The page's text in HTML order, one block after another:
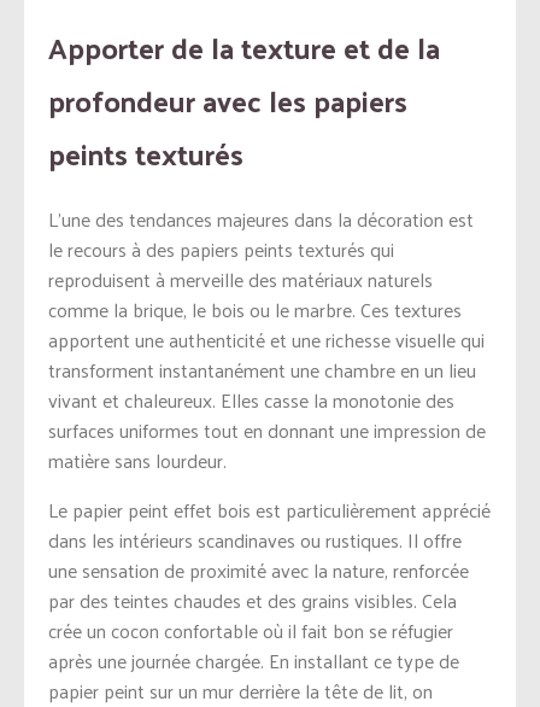
Apporter de la texture et de la
profondeur avec les papiers
peints texturés
L’une des tendances majeures dans la décoration est
le recours à des papiers peints texturés qui
reproduisent à merveille des matériaux naturels
comme la brique, le bois ou le marbre. Ces textures
apportent une authenticité et une richesse visuelle qui
transforment instantanément une chambre en un lieu
vivant et chaleureux. Elles casse la monotonie des
surfaces uniformes tout en donnant une impression de
matière sans lourdeur.
Le papier peint effet bois est particulièrement apprécié
dans les intérieurs scandinaves ou rustiques. Il offre
une sensation de proximité avec la nature, renforcée
par des teintes chaudes et des grains visibles. Cela
crée un cocon confortable où il fait bon se réfugier
après une journée chargée. En installant ce type de
papier peint sur un mur derrière la tête de lit, on